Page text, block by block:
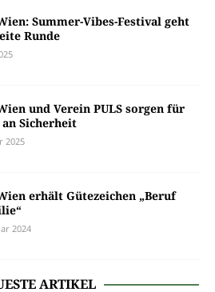
Summer-Vibes-Festival geht
Runde
und Verein PULS sorgen für
Sicherheit
2025
erhält Gütezeichen „Beruf
2024
ARTIKEL